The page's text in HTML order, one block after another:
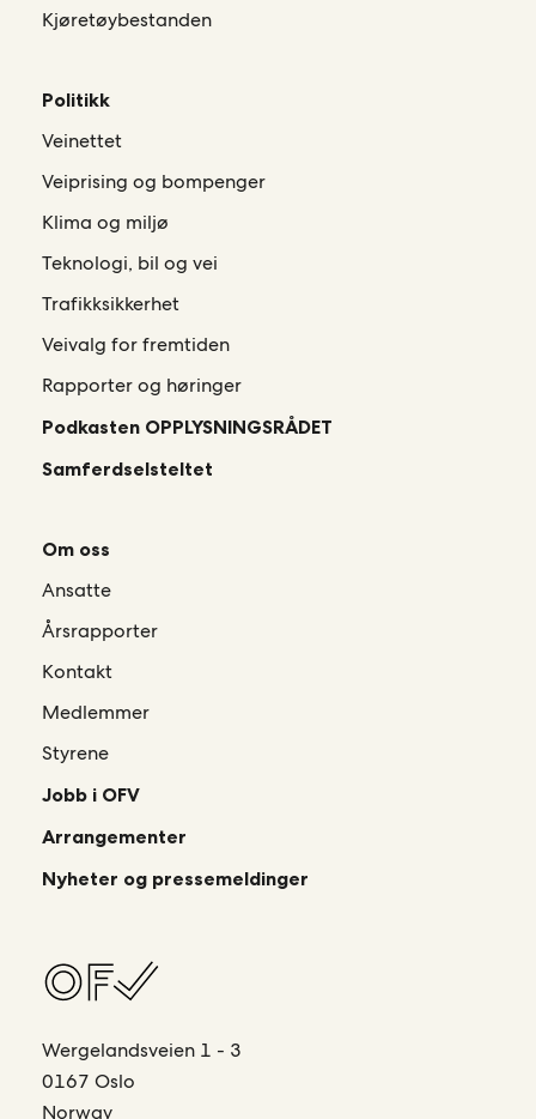
Kjøretøybestanden
Politikk
Veinettet
Veiprising og bompenger
Klima og miljø
Teknologi, bil og vei
Trafikksikkerhet
Veivalg for fremtiden
Rapporter og høringer
Podkasten OPPLYSNINGSRÅDET
Samferdselsteltet
Om oss
Ansatte
Årsrapporter
Kontakt
Medlemmer
Styrene
Jobb i OFV
Arrangementer
Nyheter og pressemeldinger
Wergelandsveien 1 - 3
0167 Oslo
Norway